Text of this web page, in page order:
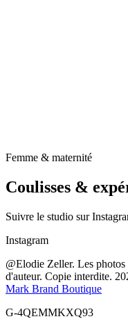
Femme & maternité
Coulisses &
Suivre le studio sur
Instagram
@Elodie Zeller. Les photos
d'auteur. Copie interdite.
Mark Brand Boutique
G-4QEMMKXQ93